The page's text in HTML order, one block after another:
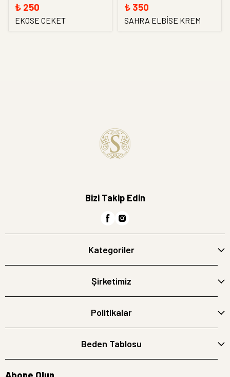
₺ 250
EKOSE CEKET
₺ 350
SAHRA ELBİSE KREM
Bizi Takip Edin
Kategoriler
Şirketimiz
Politikalar
Beden Tablosu